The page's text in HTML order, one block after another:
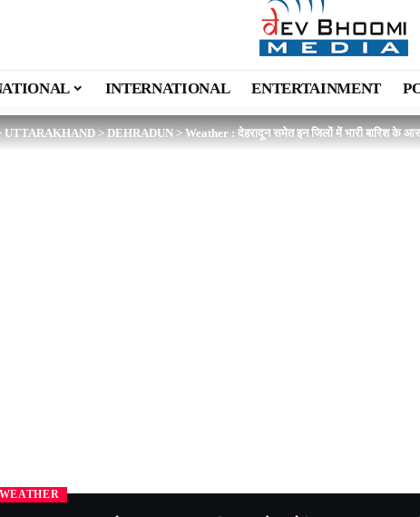
INTERNATIONAL ENTERTAINMENT
UTTARAKHAND>DEHRADUN>Weather : देहरादून समेत इन जिलों में भारी बारिश के
WEATHER